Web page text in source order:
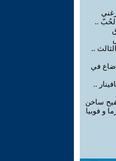
..
..
في
..
ساخن
و فوبيا